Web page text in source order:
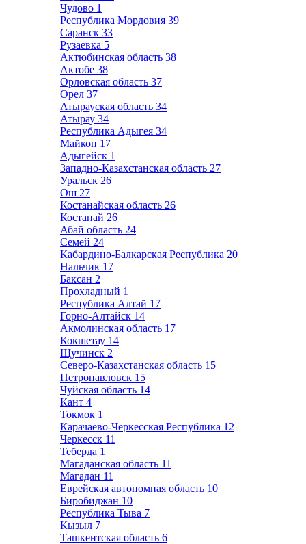
Чудово 1
Республика Мордовия 39
Саранск 33
Рузаевка 5
Актюбинская область 38
Актобе 38
Орловская область 37
Орел 37
Атырауская область 34
Атырау 34
Республика Адыгея 34
Майкоп 17
Адыгейск 1
Западно-Казахстанская область 27
Уральск 26
Ош 27
Костанайская область 26
Костанай 26
Абай область 24
Семей 24
Кабардино-Балкарская Республика 20
Нальчик 17
Баксан 2
Прохладный 1
Республика Алтай 17
Горно-Алтайск 14
Акмолинская область 17
Кокшетау 14
Щучинск 2
Северо-Казахстанская область 15
Петропавловск 15
Чуйская область 14
Кант 4
Токмок 1
Карачаево-Черкесская Республика 12
Черкесск 11
Теберда 1
Магаданская область 11
Магадан 11
Еврейская автономная область 10
Биробиджан 10
Республика Тыва 7
Кызыл 7
Ташкентская область 6